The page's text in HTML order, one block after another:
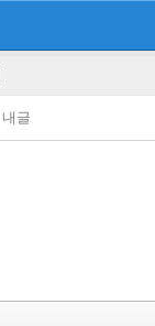
내글